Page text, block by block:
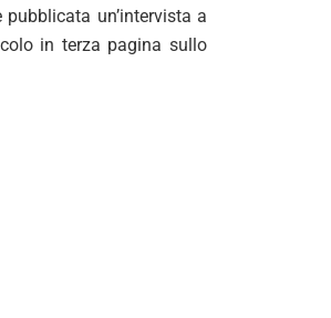
un’intervista a
in terza pagina sullo